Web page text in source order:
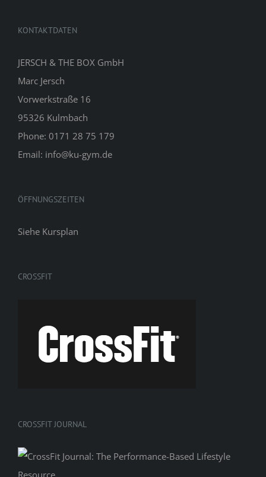
KONTAKTDATEN
JERSCH & THE BOX GmbH
Marc Jersch
Vorwerkstraße 16
95326 Kulmbach
Phone: 0171 28 75 179
Email: info@ku-gym.de
ÖFFNUNGSZEITEN
Siehe Kursplan
CROSSFIT
CROSSFIT JOURNAL